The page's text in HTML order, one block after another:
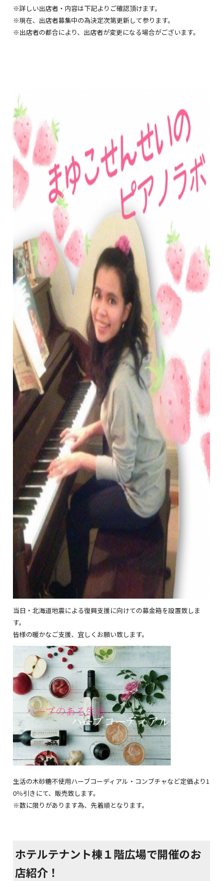
※詳しい出店者・内容は下記よりご確認頂けます。
※現在、出店者募集中の為決定次第更新して参ります。
※出店者の都合により、出店者が変更になる場合がございます。
当日・北海道地震による復興支援に向けての募金箱を設置致しま
す。
皆様の暖かなご支援、宜しくお願い致します。
生活の木砂糖不使用ハーブコーディアル・コンブチャなど定価より1
0％引きにて、販売致します。
※数に限りがあります為、先着順となります。
ホテルテナント棟１階広場で開催のお
店紹介！